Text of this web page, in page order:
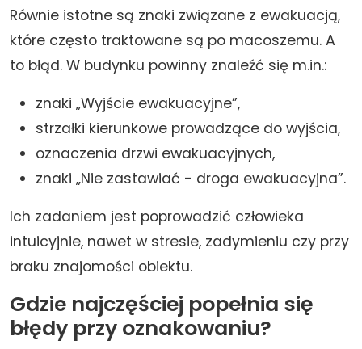
Równie istotne są znaki związane z ewakuacją,
które często traktowane są po macoszemu. A
to błąd. W budynku powinny znaleźć się m.in.:
znaki „Wyjście ewakuacyjne”,
strzałki kierunkowe prowadzące do wyjścia,
oznaczenia drzwi ewakuacyjnych,
znaki „Nie zastawiać - droga ewakuacyjna”.
Ich zadaniem jest poprowadzić człowieka
intuicyjnie, nawet w stresie, zadymieniu czy przy
braku znajomości obiektu.
Gdzie najczęściej popełnia się
błędy przy oznakowaniu?